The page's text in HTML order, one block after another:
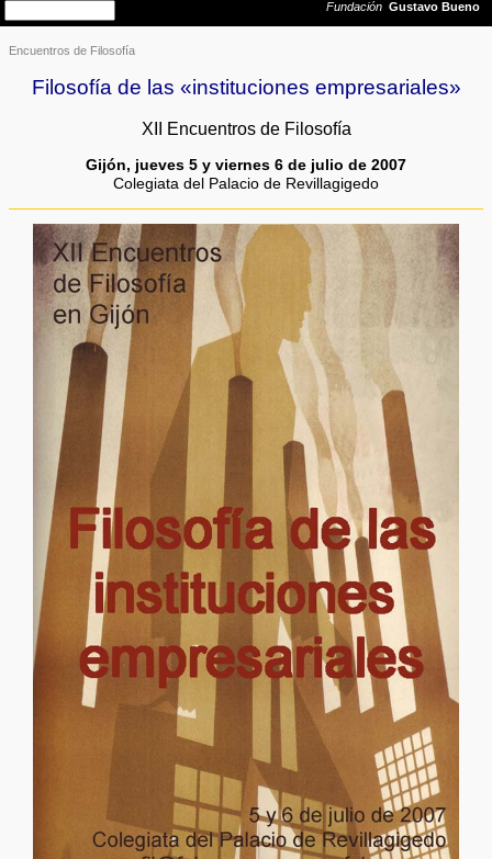
Encuentros de Filosofía
Filosofía de las «instituciones empresariales»
XII Encuentros de Filosofía
Gijón, jueves 5 y viernes 6 de julio de 2007
Colegiata del Palacio de Revillagigedo